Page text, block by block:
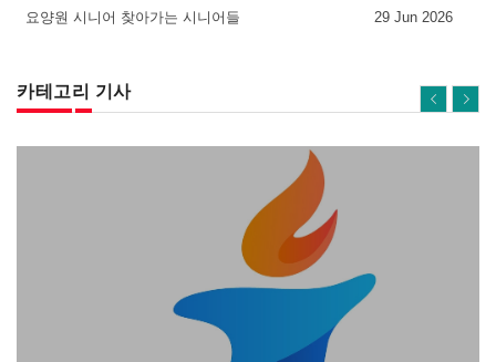
요양원 시니어 찾아가는 시니어들 29 Jun 2026
카테고리 기사